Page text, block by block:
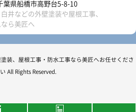
県船橋市高野台5-8-10
井などの外壁塗装や屋根工事、
ら美匠へ
装、屋根工事・防水工事なら美匠へお任せくださ
い All Rights Reserved.